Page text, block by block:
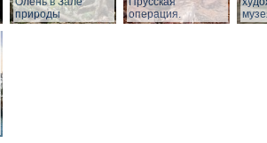
природы
операция.